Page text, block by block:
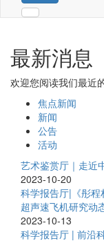
最新消息
欢迎您阅读我们最近
焦点新闻
新闻
公告
活动
艺术鉴赏厅｜走近
2023-10-20
科学报告厅|《彤
超声速飞机研究动
2023-10-13
科学报告厅 | 前沿